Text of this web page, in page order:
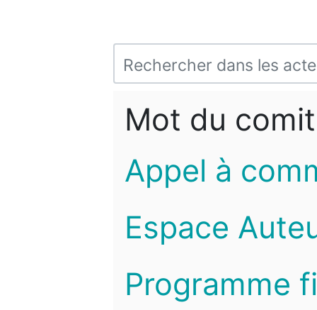
Mot du
Appel à
Espace
Programme